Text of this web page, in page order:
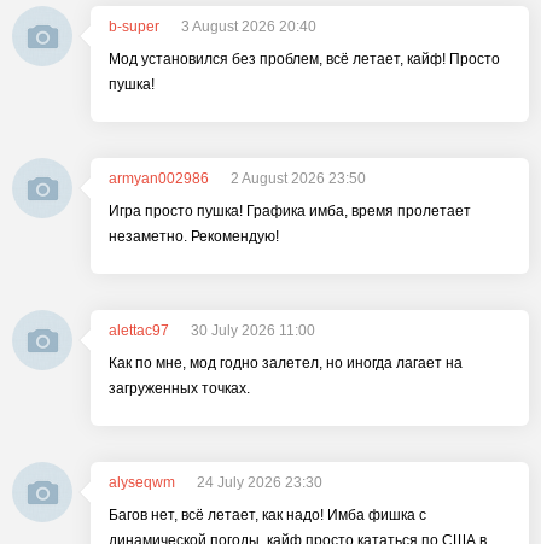
b-super
3 August 2026 20:40
Мод установился без проблем, всё летает, кайф! Просто
пушка!
armyan002986
2 August 2026 23:50
Игра просто пушка! Графика имба, время пролетает
незаметно. Рекомендую!
alettac97
30 July 2026 11:00
Как по мне, мод годно залетел, но иногда лагает на
загруженных точках.
alyseqwm
24 July 2026 23:30
Багов нет, всё летает, как надо! Имба фишка с
динамической погоды, кайф просто кататься по США в